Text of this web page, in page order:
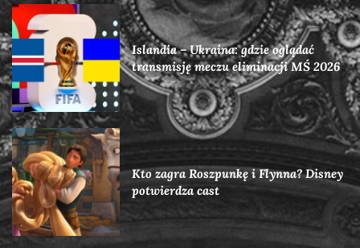
Islandia – Ukraina: gdzie oglądać
transmisję meczu eliminacji MŚ 2026
Kto zagra Roszpunkę i Flynna? Disney
potwierdza cast